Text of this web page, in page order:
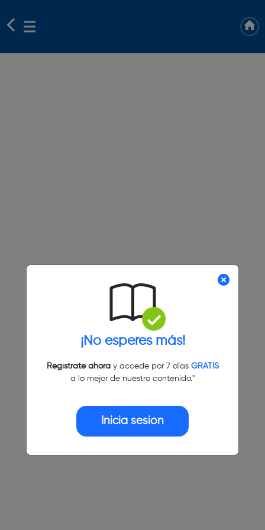
¡No esperes más!
Regístrate ahoray accede por 7 días GRATIS
a lo mejor de nuestro contenido."
Inicia sesión